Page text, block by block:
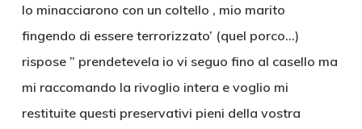
lo minacciarono con un coltello , mio marito
fingendo di essere terrorizzato’ (quel porco…)
rispose ” prendetevela io vi seguo fino al casello ma
mi raccomando la rivoglio intera e voglio mi
restituite questi preservativi pieni della vostra